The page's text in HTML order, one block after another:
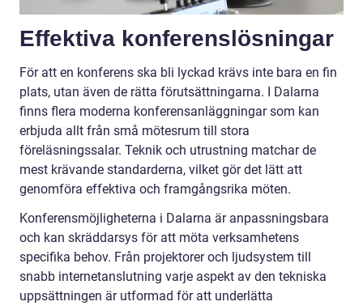
Effektiva konferenslösningar
För att en konferens ska bli lyckad krävs inte bara en fin
plats, utan även de rätta förutsättningarna. I Dalarna
finns flera moderna konferensanläggningar som kan
erbjuda allt från små mötesrum till stora
föreläsningssalar. Teknik och utrustning matchar de
mest krävande standarderna, vilket gör det lätt att
genomföra effektiva och framgångsrika möten.
Konferensmöjligheterna i Dalarna är anpassningsbara
och kan skräddarsys för att möta verksamhetens
specifika behov. Från projektorer och ljudsystem till
snabb internetanslutning varje aspekt av den tekniska
uppsättningen är utformad för att underlätta